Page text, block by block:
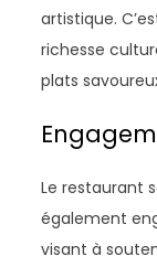
artistique.
richesse
plats
Le restaurant
également
visant à